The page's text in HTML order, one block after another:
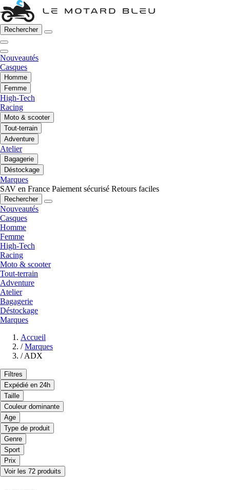
Rechercher
Nouveautés
Casques
Homme
Femme
High-Tech
Racing
Moto & scooter
Tout-terrain
Adventure
Atelier
Bagagerie
Déstockage
Marques
SAV en France Paiement sécurisé Retours faciles
Rechercher
Nouveautés
Casques
Homme
Femme
High-Tech
Racing
Moto & scooter
Tout-terrain
Adventure
Atelier
Bagagerie
Déstockage
Marques
Accueil
/ Marques
/ ADX
Filtres
Expédié en 24h
Taille
Couleur dominante
Age
Type de produit
Genre
Sport
Prix
Voir les 72 produits